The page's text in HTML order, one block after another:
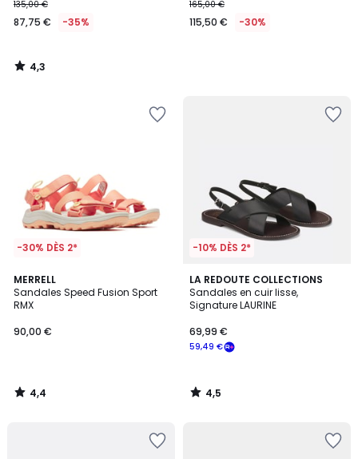
135,00 €
87,75 € -35%
4,3
/
165,00 €
115,50 € -30%
-30% DÈS 2*
MERRELL
Sandales Speed Fusion Sport
RMX
90,00 €
4,4
/ 5
4,4
/
-10% DÈS 2*
LA REDOUTE COLLECTIONS
Sandales en cuir lisse,
Signature LAURINE
59,49 €
69,99 €
4,5
/ 5
4,5
/